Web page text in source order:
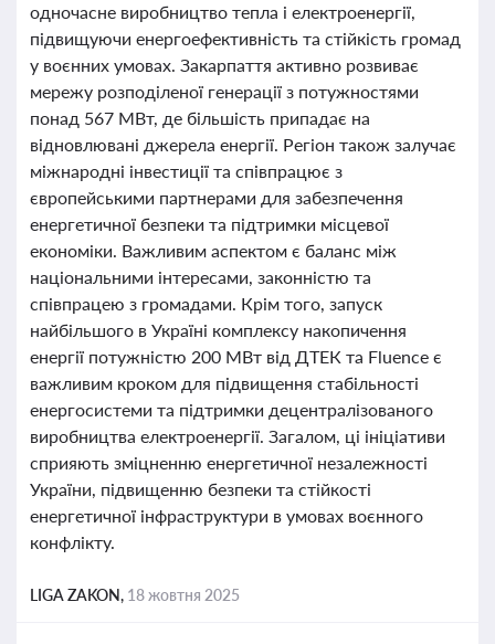
одночасне виробництво тепла і електроенергії,
підвищуючи енергоефективність та стійкість громад
у воєнних умовах. Закарпаття активно розвиває
мережу розподіленої генерації з потужностями
понад 567 МВт, де більшість припадає на
відновлювані джерела енергії. Регіон також залучає
міжнародні інвестиції та співпрацює з
європейськими партнерами для забезпечення
енергетичної безпеки та підтримки місцевої
економіки. Важливим аспектом є баланс між
національними інтересами, законністю та
співпрацею з громадами. Крім того, запуск
найбільшого в Україні комплексу накопичення
енергії потужністю 200 МВт від ДТЕК та Fluence є
важливим кроком для підвищення стабільності
енергосистеми та підтримки децентралізованого
виробництва електроенергії. Загалом, ці ініціативи
сприяють зміцненню енергетичної незалежності
України, підвищенню безпеки та стійкості
енергетичної інфраструктури в умовах воєнного
конфлікту.
LIGA ZAKON, 18 жовтня 2025